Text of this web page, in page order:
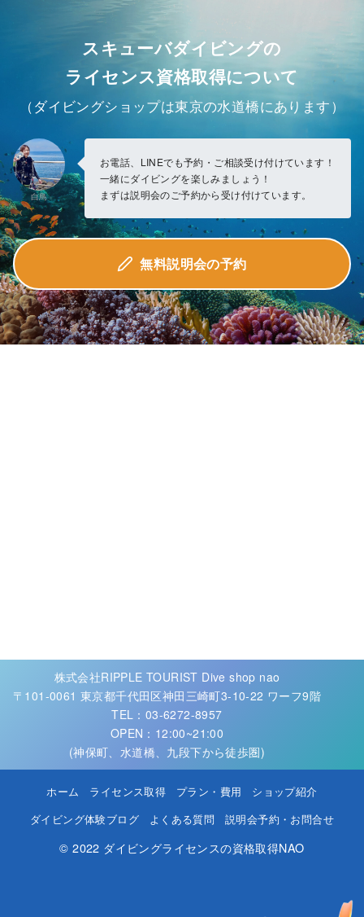
スキューバダイビングの
ライセンス資格取得について
（ダイビングショップは東京の水道橋にあります）
白鳥
お電話、LINEでも予約・ご相談受け付けています！
一緒にダイビングを楽しみましょう！
まずは説明会のご予約から受け付けています。
無料説明会の予約
株式会社RIPPLE TOURIST Dive shop nao
〒101-0061 東京都千代田区神田三崎町3-10-22 ワーフ9階
TEL：03-6272-8957
OPEN：12:00~21:00
(神保町、水道橋、九段下から徒歩圏)
ホーム ライセンス取得 プラン・費用
ショップ紹介
ダイビング体験ブログ
よくある質問 説明会予約・お問合せ
© 2022 ダイビングライセンスの資格取得NAO